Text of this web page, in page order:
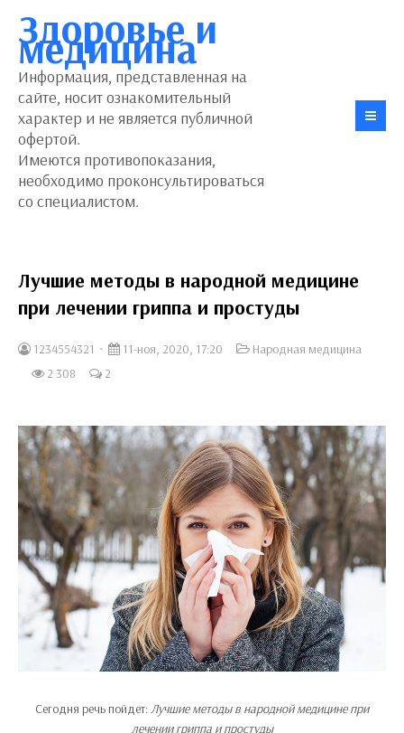
Здоровье и
медицина
Информация, представленная на
сайте, носит ознакомительный
характер и не является публичной
офертой.
Имеются противопоказания,
необходимо проконсультироваться
со специалистом.
Лучшие методы в народной медицине
при лечении гриппа и простуды
1234554321 11-ноя, 2020, 17:20
Народная медицина
2 308
2
Сегодня речь пойдет:Лучшие методы в народной медицине при
лечении гриппа и простуды